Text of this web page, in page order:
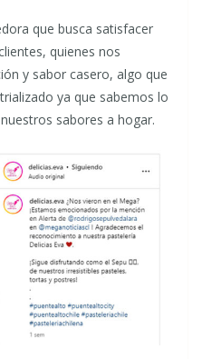
que busca satisfacer
quienes nos
y sabor casero, algo que
ya que sabemos lo
sabores a hogar.